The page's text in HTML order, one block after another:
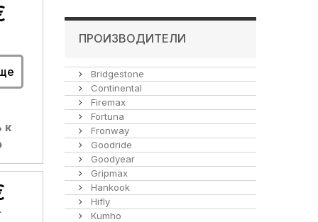
к
ПРОИЗВОДИТЕЛИ
Bridgestone
Continental
Firemax
Fortuna
Fronway
Goodride
Goodyear
Gripmax
Hankook
Hifly
Kumho